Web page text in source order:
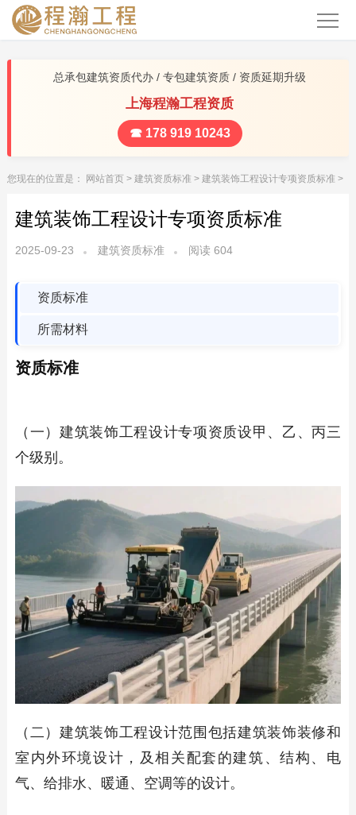
总承包建筑资质代办 / 专包建筑资质 / 资质延期升级
上海程瀚工程资质
☎ 178 919 10243
您现在的位置是： 网站首页> 建筑资质标准> 建筑装饰工程设计专项资质标准>
建筑装饰工程设计专项资质标准
2025-09-23 建筑资质标准 阅读 604
资质标准
所需材料
资质标准
（一）建筑装饰工程设计专项资质设甲、乙、丙三
个级别。
（二）建筑装饰工程设计范围包括建筑装饰装修和
室内外环境设计，及相关配套的建筑、结构、电
气、给排水、暖通、空调等的设计。